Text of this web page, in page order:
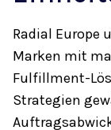
Radial
Marken mit
Fulfillment-
Strategien